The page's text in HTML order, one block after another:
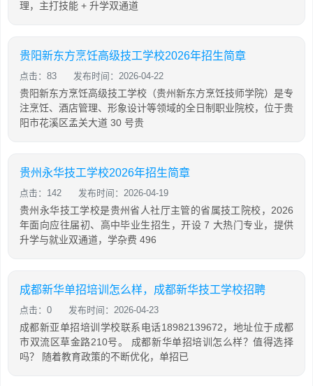
理，主打技能 + 升学双通道
贵阳新东方烹饪高级技工学校2026年招生简章
点击：83 发布时间：2026-04-22
贵阳新东方烹饪高级技工学校（贵州新东方烹饪技师学院）是专
注烹饪、酒店管理、形象设计等领域的全日制职业院校，位于贵
阳市花溪区孟关大道 30 号贵
贵州永华技工学校2026年招生简章
点击：142 发布时间：2026-04-19
贵州永华技工学校是贵州省人社厅主管的省属技工院校，2026
年面向应往届初、高中毕业生招生，开设 7 大热门专业，提供
升学与就业双通道，学杂费 496
成都新华单招培训怎么样，成都新华技工学校招聘
点击：0 发布时间：2026-04-23
成都新亚单招培训学校联系电话18982139672，地址位于成都
市双流区草金路210号。 成都新华单招培训怎么样？值得选择
吗？ 随着教育政策的不断优化，单招已